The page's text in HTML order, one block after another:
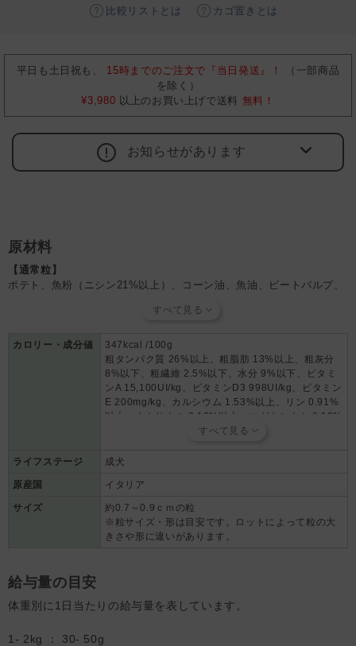
比較リストとは カゴ置きとは
平日も土日祝も、 15時までのご注文で『当日発送』！
（一部商品
を除く）
¥3,980 以上のお買い上げで送料 無料！
お知らせがあります
原材料
【通常粒】
ポテト、魚粉（ニシン21%以上）、コーン油、魚油、ビートパルプ、
ム、亜鉛、鉄、セレン、ヨウ素、塩素、硫黄、マンガン、銅）、
シジゲラ、コリン、DLメチオニン、ビタミン（A、D3、E、C、ナイ
アシン、ビオチン、B12、パントテン酸、B2、B6、葉酸、B1、ベー
タカロチン）、銅アミノ酸キレート、天然トコフェロール（酸化防止
剤）、ローズマリー抽出物（酸化防止剤）
ラル類（炭酸カルシウム、リン酸二塩基）、野菜エキス（ごぼう、ア
カロリー・成分値
347kcal /100g
粗タンパク質 26%以上、粗脂肪 13%以上、粗灰分
8%以下、粗繊維 2.5%以下、水分 9%以下、ビタミ
ンA 15,100UI/kg、ビタミンD3 998UI/kg、ビタミン
E 200mg/kg、カルシウム 1.53%以上、リン 0.91%
以上、ナトリウム 0.18%以上、マグネシウム 0.13%
以上、Omega3 1.20%（302mg/kg）、Omega6
116mg/kg、クロフサスグリ 94mg/kg、ゼニアオイ
ライフステージ 成犬
原産国 イタリア
サイズ
約0.7～0.9ｃｍの粒
※粒サイズ・形は目安です。ロットによって粒の大
きさや形に違いがあります。
給与量の目安
体重別に1日当たりの給与量を表しています。
1- 2kg ： 30- 50g